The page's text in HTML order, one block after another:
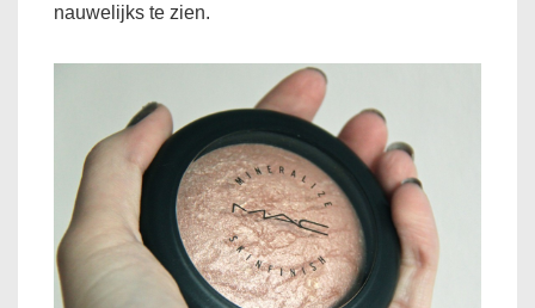
nauwelijks te zien.